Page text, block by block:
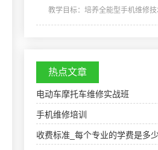
教学目标：培养全能型手机维修
热点文章
电动车摩托车维修实战班
手机维修培训
收费标准_每个专业的学费是多少